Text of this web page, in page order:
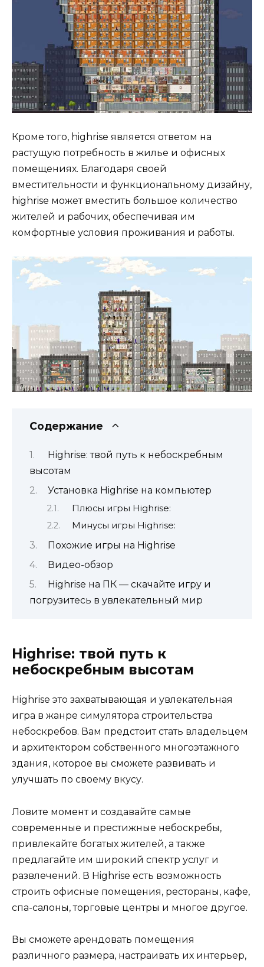
Кроме того, highrise является ответом на
растущую потребность в жилье и офисных
помещениях. Благодаря своей
вместительности и функциональному дизайну,
highrise может вместить большое количество
жителей и рабочих, обеспечивая им
комфортные условия проживания и работы.
Содержание
Highrise: твой путь к небоскребным
высотам
Установка Highrise на компьютер
Плюсы игры Highrise:
Минусы игры Highrise:
Похожие игры на Highrise
Видео-обзор
Highrise на ПК — скачайте игру и
погрузитесь в увлекательный мир
Highrise: твой путь к
небоскребным высотам
Highrise это захватывающая и увлекательная
игра в жанре симулятора строительства
небоскребов. Вам предстоит стать владельцем
и архитектором собственного многоэтажного
здания, которое вы сможете развивать и
улучшать по своему вкусу.
Ловите момент и создавайте самые
современные и престижные небоскребы,
привлекайте богатых жителей, а также
предлагайте им широкий спектр услуг и
развлечений. В Highrise есть возможность
строить офисные помещения, рестораны, кафе,
спа-салоны, торговые центры и многое другое.
Вы сможете арендовать помещения
различного размера, настраивать их интерьер,